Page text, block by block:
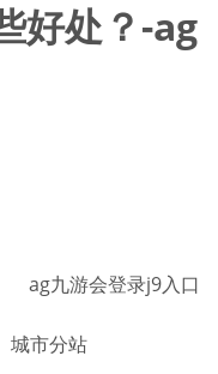
好处？-ag
ag九游会登录j9入口
城市分站